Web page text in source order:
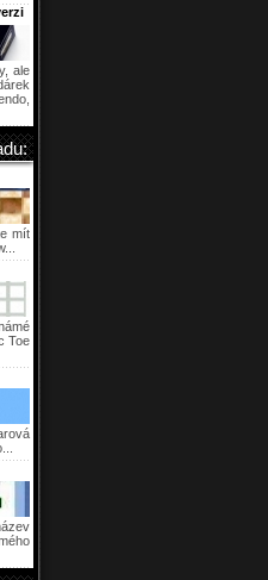
ale
mít
Toe